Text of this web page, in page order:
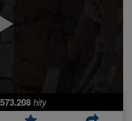
hity